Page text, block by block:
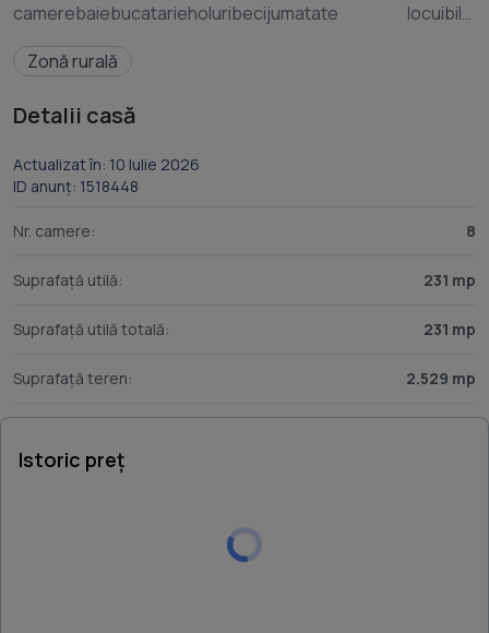
camerebaiebucatarieholuribecijumatate locuibila,
mariholcompartimentare practica si spatii
generoaseGaraj + anexe 51 mpTeren si exterior:2.529 mp
betonata (acces auto si parcare)proprietate imprejmuita
complet, cu gard de aproximativ 2 m pe centura de beton3
puturi proprii pentru apaUtilitati si dotari:centrala termica
incalzire)fosa septicaapa curenta ( sistem propriu
existent )apa si canalizare la poartacurent electricstrada
Zonă rurală
Detalii casă
Actualizat în: 10 Iulie 2026
ID anunț: 1518448
Nr. camere: 8
Suprafață utilă: 231 mp
Suprafață utilă totală: 231 mp
Suprafață teren: 2.529 mp
Istoric preț